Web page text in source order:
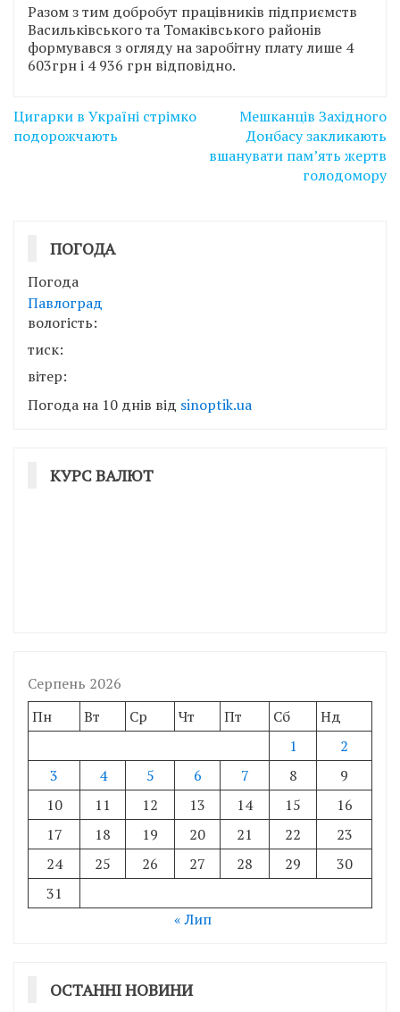
Разом з тим добробут працівників підприємств
Васильківського та Томаківського районів
формувався з огляду на заробітну плату лише 4
603грн і 4 936 грн відповідно.
Навігація
записів
Цигарки в Україні стрімко
подорожчають
Мешканців Західного
Донбасу закликають
вшанувати пам’ять жертв
голодомору
ПОГОДА
Погода
Павлоград
вологість:
тиск:
вітер:
Погода на 10 днів від sinoptik.ua
КУРС ВАЛЮТ
Серпень 2026
Пн
Вт Ср Чт Пт Сб
Нд
1
2
3
4 5 6 7 8
9
10
11 12 13 14 15
16
17
18 19 20 21 22
23
24
25 26 27 28 29
30
31
« Лип
ОСТАННІ НОВИНИ